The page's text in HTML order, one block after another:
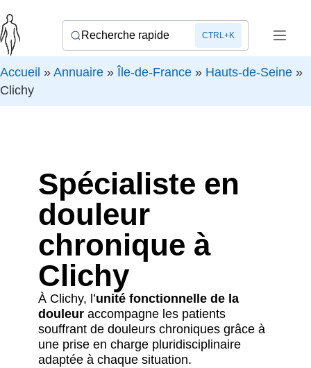
Recherche rapide CTRL+K
Accueil » Annuaire » Île-de-France » Hauts-de-Seine »
Clichy
Spécialiste en
douleur
chronique à
Clichy
À Clichy, l’unité fonctionnelle de la
douleur accompagne les patients
souffrant de douleurs chroniques grâce à
une prise en charge pluridisciplinaire
adaptée à chaque situation.